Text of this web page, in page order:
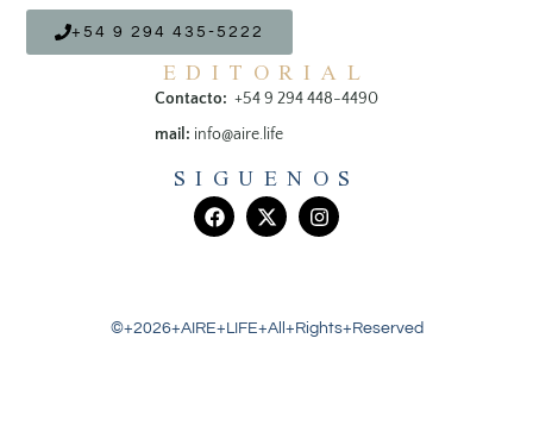
+54 9 294 435-5222
EDITORIAL
Contacto: +54 9 294 448-4490
mail: info@aire.life
SIGUENOS
©+2026+AIRE+LIFE+All+Rights+Reserved